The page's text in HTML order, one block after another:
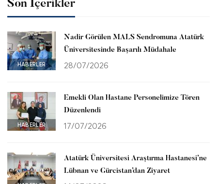
Son İçerikler
HABERLER
Nadir Görülen MALS Sendromuna Atatürk
Üniversitesinde Başarılı Müdahale
28/07/2026
HABERLER
Emekli Olan Hastane Personelimize Tören
Düzenlendi
17/07/2026
Atatürk Üniversitesi Araştırma Hastanesi’ne
Lübnan ve Gürcistan’dan Ziyaret